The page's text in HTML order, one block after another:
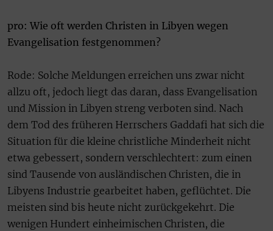
pro: Wie oft werden Christen in Libyen wegen
Evangelisation festgenommen?
Rode: Solche Meldungen erreichen uns zwar nicht
allzu oft, jedoch liegt das daran, dass Evangelisation
und Mission in Libyen streng verboten sind. Nach
dem Tod des früheren Herrschers Gaddafi hat sich die
Situation für die kleine christliche Minderheit nicht
etwa gebessert, sondern verschlechtert: zum einen
sind Tausende von ausländischen Christen, die in
Libyens Industrie gearbeitet haben, geflüchtet. Die
meisten sind bis heute nicht zurückgekehrt. Die
wenigen Hundert einheimischen Christen, die